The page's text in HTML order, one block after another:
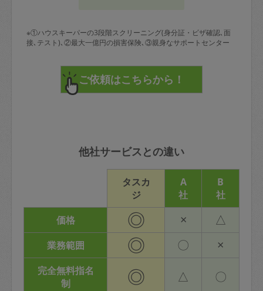
※①ハウスキーパーの3段階スクリーニング(身分証・ビザ確認､面
接､テスト)､②最大一億円の損害保険､③親身なサポートセンター
他社サービスとの違い
タスカ
ジ
A
社
B
社
価格
◎ × △
業務範囲 ◎ 〇 ×
完全無料指名
制
◎ △ 〇